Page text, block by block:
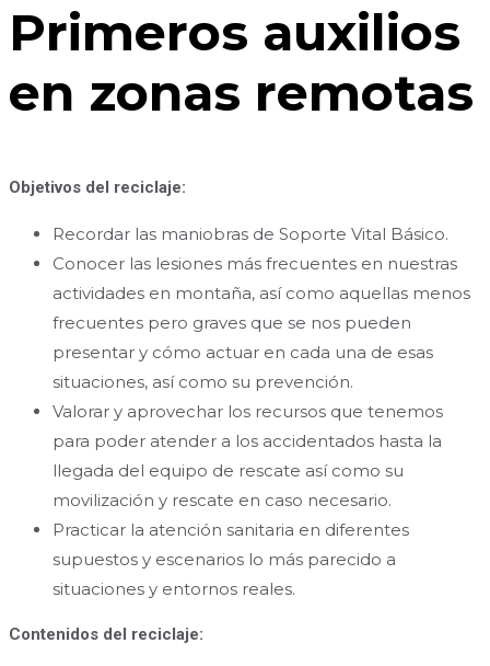
Primeros auxilios
en zonas remotas
Objetivos del reciclaje:
Recordar las maniobras de Soporte Vital Básico.
Conocer las lesiones más frecuentes en nuestras
actividades en montaña, así como aquellas menos
frecuentes pero graves que se nos pueden
presentar y cómo actuar en cada una de esas
situaciones, así como su prevención.
Valorar y aprovechar los recursos que tenemos
para poder atender a los accidentados hasta la
llegada del equipo de rescate así como su
movilización y rescate en caso necesario.
Practicar la atención sanitaria en diferentes
supuestos y escenarios lo más parecido a
situaciones y entornos reales.
Contenidos del reciclaje: